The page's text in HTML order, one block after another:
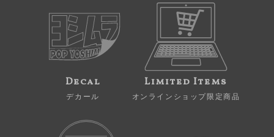
Decal
デカール
Limited Items
オンラインショップ限定商品